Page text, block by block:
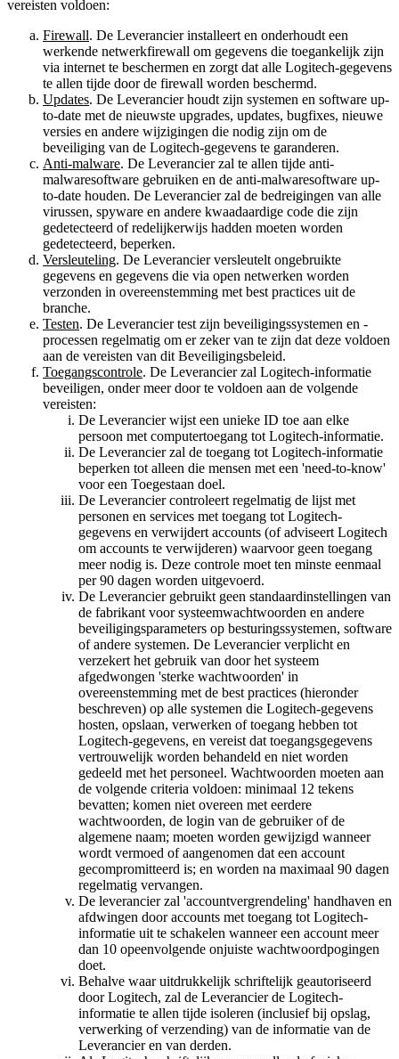
vereisten voldoen:
Firewall. De Leverancier installeert en onderhoudt een
werkende netwerkfirewall om gegevens die toegankelijk zijn
via internet te beschermen en zorgt dat alle Logitech-gegevens
te allen tijde door de firewall worden beschermd.
Updates. De Leverancier houdt zijn systemen en software up-
to-date met de nieuwste upgrades, updates, bugfixes, nieuwe
versies en andere wijzigingen die nodig zijn om de
beveiliging van de Logitech-gegevens te garanderen.
Anti-malware. De Leverancier zal te allen tijde anti-
malwaresoftware gebruiken en de anti-malwaresoftware up-
to-date houden. De Leverancier zal de bedreigingen van alle
virussen, spyware en andere kwaadaardige code die zijn
gedetecteerd of redelijkerwijs hadden moeten worden
gedetecteerd, beperken.
Versleuteling. De Leverancier versleutelt ongebruikte
gegevens en gegevens die via open netwerken worden
verzonden in overeenstemming met best practices uit de
branche.
Testen. De Leverancier test zijn beveiligingssystemen en -
processen regelmatig om er zeker van te zijn dat deze voldoen
aan de vereisten van dit Beveiligingsbeleid.
Toegangscontrole. De Leverancier zal Logitech-informatie
beveiligen, onder meer door te voldoen aan de volgende
vereisten:
De Leverancier wijst een unieke ID toe aan elke
persoon met computertoegang tot Logitech-informatie.
De Leverancier zal de toegang tot Logitech-informatie
beperken tot alleen die mensen met een 'need-to-know'
voor een Toegestaan ​​doel.
De Leverancier controleert regelmatig de lijst met
personen en services met toegang tot Logitech-
gegevens en verwijdert accounts (of adviseert Logitech
om accounts te verwijderen) waarvoor geen toegang
meer nodig is. Deze controle moet ten minste eenmaal
per 90 dagen worden uitgevoerd.
De Leverancier gebruikt geen standaardinstellingen van
de fabrikant voor systeemwachtwoorden en andere
beveiligingsparameters op besturingssystemen, software
of andere systemen. De Leverancier verplicht en
verzekert het gebruik van door het systeem
afgedwongen 'sterke wachtwoorden' in
overeenstemming met de best practices (hieronder
beschreven) op alle systemen die Logitech-gegevens
hosten, opslaan, verwerken of toegang hebben tot
Logitech-gegevens, en vereist dat toegangsgegevens
vertrouwelijk worden behandeld en niet worden
gedeeld met het personeel. Wachtwoorden moeten aan
de volgende criteria voldoen: minimaal 12 tekens
bevatten; komen niet overeen met eerdere
wachtwoorden, de login van de gebruiker of de
algemene naam; moeten worden gewijzigd wanneer
wordt vermoed of aangenomen dat een account
gecompromitteerd is; en worden na maximaal 90 dagen
regelmatig vervangen.
De leverancier zal 'accountvergrendeling' handhaven en
afdwingen door accounts met toegang tot Logitech-
informatie uit te schakelen wanneer een account meer
dan 10 opeenvolgende onjuiste wachtwoordpogingen
doet.
Behalve waar uitdrukkelijk schriftelijk geautoriseerd
door Logitech, zal de Leverancier de Logitech-
informatie te allen tijde isoleren (inclusief bij opslag,
verwerking of verzending) van de informatie van de
Leverancier en van derden.